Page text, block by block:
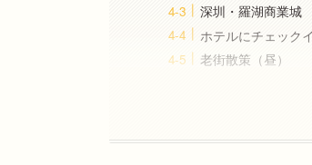
深圳・羅湖商業城
ホテルにチェック
老街散策（昼）